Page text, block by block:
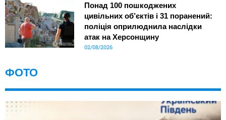
Понад 100 пошкоджених
цивільних об’єктів і 31 поранений:
поліція оприлюднила наслідки
атак на Херсонщину
02/08/2026
ФОТО